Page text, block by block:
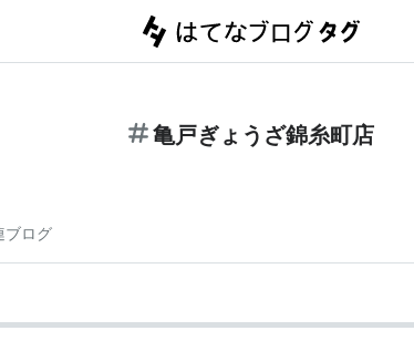
亀戸ぎょうざ錦糸町店
ブログ